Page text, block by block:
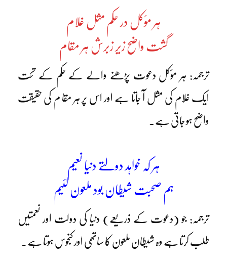
ہر مؤکل در حکم مثل غلام
گشت واضح زیر زبرش ہر مقام
ترجمہ: ہر مؤکل دعوت پڑھنے والے کے حکم کے تحت
ایک غلام کی مثل آ جاتا ہے اور اس پر ہر مقا م کی حقیقت
واضح ہو جاتی ہے۔
ہر کہ خواہد دولتے دنیا نعیم
ہم صحبت شیطان بود ملعون لئیم
ترجمہ: جو (دعوت کے ذریعے) دنیا کی دولت اور نعمتیں
طلب کرتا ہے وہ شیطان ملعون کا ساتھی اور کنجوس ہوتا ہے۔